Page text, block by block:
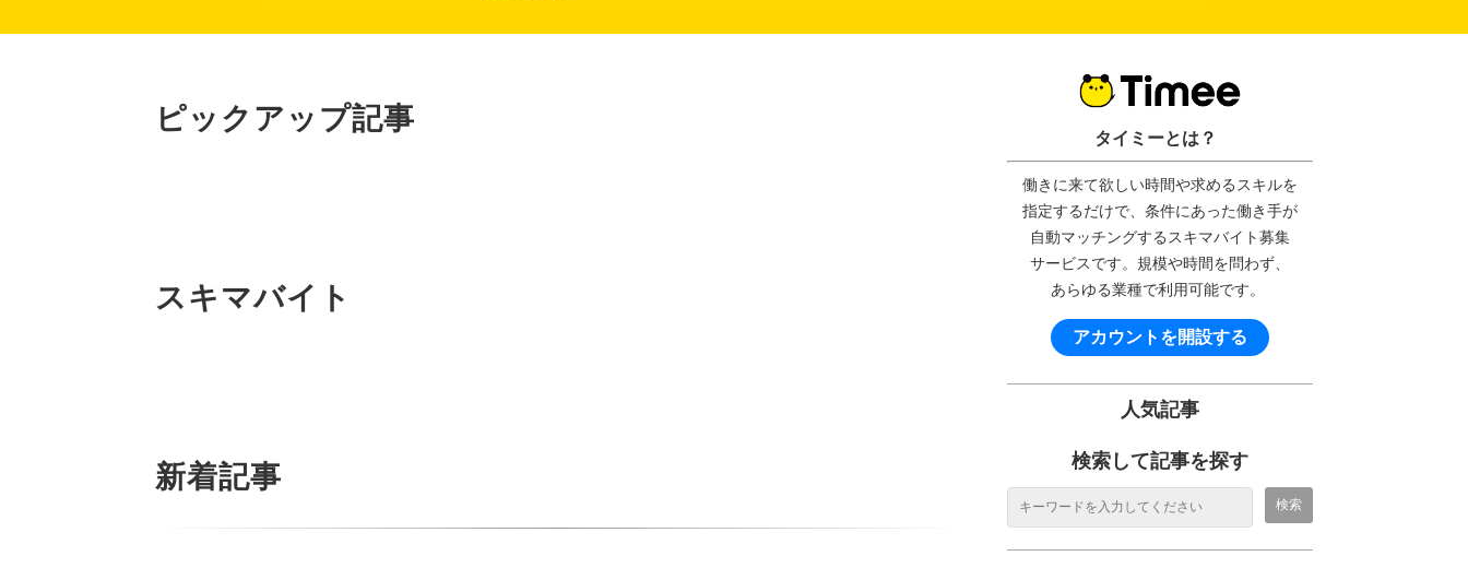
ピックアップ記事
スキマバイト
新着記事
タイミーとは？
働きに来て欲しい時間や求めるスキルを
指定するだけで、条件にあった働き手が
自動マッチングするスキマバイト募集
サービスです。規模や時間を問わず、
あらゆる業種で利用可能です。
アカウントを開設する
人気記事
検索して記事を探す